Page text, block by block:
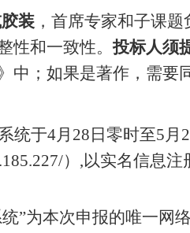
装 ，首席专家和子课
性和一致性。投标人须
中；如果是著作，需要
统于4月28日零时至5月
）,以实名信息
”为本次申报的唯一网